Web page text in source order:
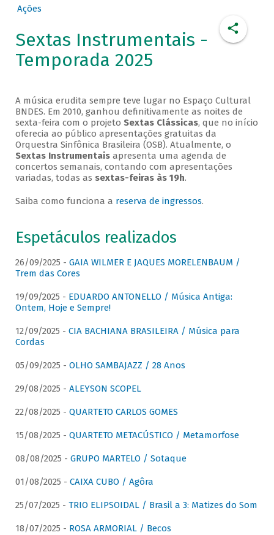
Ações
Sextas Instrumentais -
Temporada 2025
A música erudita sempre teve lugar no Espaço Cultural
BNDES. Em 2010, ganhou definitivamente as noites de
sexta-feira com o projeto Sextas Clássicas, que no início
oferecia ao público apresentações gratuitas da
Orquestra Sinfônica Brasileira (OSB). Atualmente, o
Sextas Instrumentaisapresenta uma agenda de
concertos semanais, contando com apresentações
variadas, todas as sextas-feiras às 19h.
Saiba como funciona a reserva de ingressos.
Espetáculos realizados
26/09/2025 - GAIA WILMER E JAQUES MORELENBAUM /
Trem das Cores
19/09/2025 - EDUARDO ANTONELLO / Música Antiga:
Ontem, Hoje e Sempre!
12/09/2025 - CIA BACHIANA BRASILEIRA / Música para
Cordas
05/09/2025 - OLHO SAMBAJAZZ / 28 Anos
29/08/2025 - ALEYSON SCOPEL
22/08/2025 - QUARTETO CARLOS GOMES
15/08/2025 - QUARTETO METACÚSTICO / Metamorfose
08/08/2025 - GRUPO MARTELO / Sotaque
01/08/2025 - CAIXA CUBO / Agôra
25/07/2025 - TRIO ELIPSOIDAL / Brasil a 3: Matizes do Som
18/07/2025 - ROSA ARMORIAL / Becos